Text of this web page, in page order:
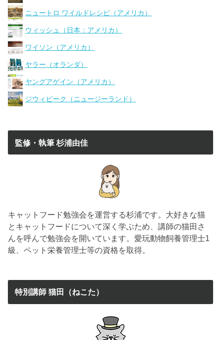
ニュートロ ワイルドレシピ（アメリカ）
ウィッシュ（日本：アメリカ）
ワイソン（アメリカ）
ヤラー（オランダ）
ヤングアゲイン（アメリカ）
ジウィピーク（ニュージーランド）
監修・執筆 杉浦由佳
キャットフード勉強会を運営する杉浦です。大好きな猫
とキャットフードについて深く学ぶため、講師の猫田さ
んを呼んで勉強会を開いています。愛玩動物飼養管理士1
級、ペット栄養管理士等の資格を取得。
特別講師 猫田（ねこた）